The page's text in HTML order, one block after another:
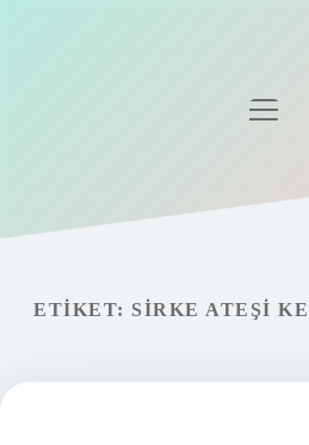
Gizlilik Politikası
ETIKET: SIRKE ATEŞI